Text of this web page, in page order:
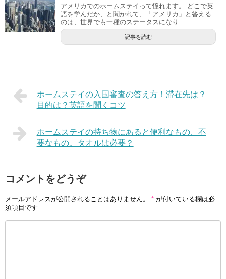
アメリカでのホームステイって憧れます。 どこで英
語を学んだか、と聞かれて、「アメリカ」と答える
のは、世界でも一種のステータスになり...
記事を読む
ホームステイの入国審査の答え方！滞在先は？
目的は？英語を聞くコツ
ホームステイの持ち物にあると便利なもの、不
要なもの。タオルは必要？
コメントをどうぞ
メールアドレスが公開されることはありません。 * が付いている欄は必
須項目です